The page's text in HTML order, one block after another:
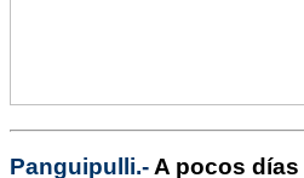
Panguipulli.-A pocos